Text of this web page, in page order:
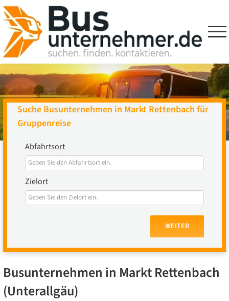
Skip
to
content
Suche Busunternehmen in Markt Rettenbach für
Gruppenreise
Abfahrtsort
Zielort
WEITER
Busunternehmen in Markt Rettenbach
(Unterallgäu)